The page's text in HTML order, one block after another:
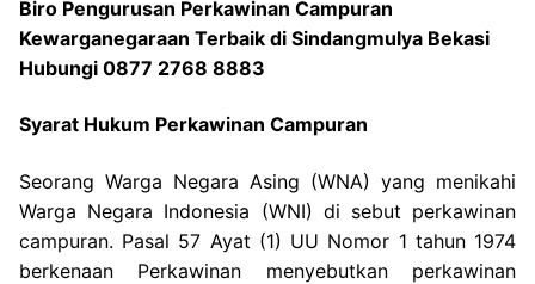
Biro Pengurusan Perkawinan Campuran
Kewarganegaraan Terbaik di Sindangmulya Bekasi
Hubungi 0877 2768 8883
Syarat Hukum Perkawinan Campuran
Seorang Warga Negara Asing (WNA) yang menikahi
Warga Negara Indonesia (WNI) di sebut perkawinan
campuran. Pasal 57 Ayat (1) UU Nomor 1 tahun 1974
berkenaan Perkawinan menyebutkan perkawinan